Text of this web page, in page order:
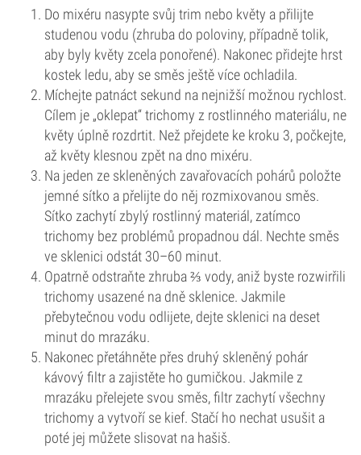
Do mixéru nasypte svůj trim nebo květy a přilijte
studenou vodu (zhruba do poloviny, případně tolik,
aby byly květy zcela ponořené). Nakonec přidejte hrst
kostek ledu, aby se směs ještě více ochladila.
Míchejte patnáct sekund na nejnižší možnou rychlost.
Cílem je „oklepat“ trichomy z rostlinného materiálu, ne
květy úplně rozdrtit. Než přejdete ke kroku 3, počkejte,
až květy klesnou zpět na dno mixéru.
Na jeden ze skleněných zavařovacích pohárů položte
jemné sítko a přelijte do něj rozmixovanou směs.
Sítko zachytí zbylý rostlinný materiál, zatímco
trichomy bez problémů propadnou dál. Nechte směs
ve sklenici odstát 30–60 minut.
Opatrně odstraňte zhruba ⅔ vody, aniž byste rozwirřili
trichomy usazené na dně sklenice. Jakmile
přebytečnou vodu odlijete, dejte sklenici na deset
minut do mrazáku.
Nakonec přetáhněte přes druhý skleněný pohár
kávový filtr a zajistěte ho gumičkou. Jakmile z
mrazáku přelejete svou směs, filtr zachytí všechny
trichomy a vytvoří se kief. Stačí ho nechat usušit a
poté jej můžete slisovat na hašiš.